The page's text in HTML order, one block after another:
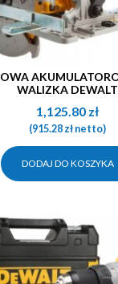
WALIZKA DEWALT
1,125.80 zł
(915.28złnetto)
DODAJ DO KOSZYKA